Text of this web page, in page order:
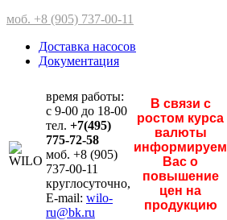
моб. +8 (905) 737-00-11
Доставка насосов
Документация
время работы:
с 9-00 до 18-00
тел. +7(495)
775-72-58
моб. +8 (905)
737-00-11
круглосуточно,
E-mail: wilo-
ru@bk.ru
В связи с
ростом курса
валюты
информируем
Вас о
повышение
цен на
продукцию